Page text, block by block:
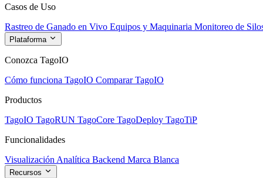
Casos de Uso
Rastreo de Ganado en Vivo Equipos y Maquinaria Monitoreo de
Plataforma
Conozca TagoIO
Cómo funciona TagoIO Comparar TagoIO
Productos
TagoIO TagoRUN TagoCore TagoDeploy TagoTiP
Funcionalidades
Visualización Analítica Backend Marca Blanca
Recursos